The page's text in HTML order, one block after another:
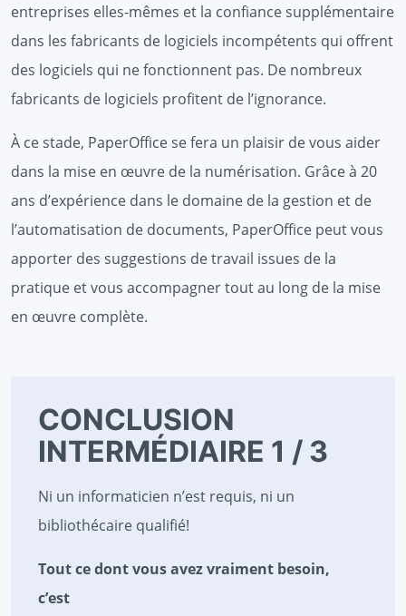
entreprises elles-mêmes et la confiance supplémentaire
dans les fabricants de logiciels incompétents qui offrent
des logiciels qui ne fonctionnent pas. De nombreux
fabricants de logiciels profitent de l’ignorance.
À ce stade, PaperOffice se fera un plaisir de vous aider
dans la mise en œuvre de la numérisation. Grâce à 20
ans d’expérience dans le domaine de la gestion et de
l’automatisation de documents, PaperOffice peut vous
apporter des suggestions de travail issues de la
pratique et vous accompagner tout au long de la mise
en œuvre complète.
CONCLUSION
INTERMÉDIAIRE 1 / 3
Ni un informaticien n’est requis, ni un
bibliothécaire qualifié!
Tout ce dont vous avez vraiment besoin,
c’est